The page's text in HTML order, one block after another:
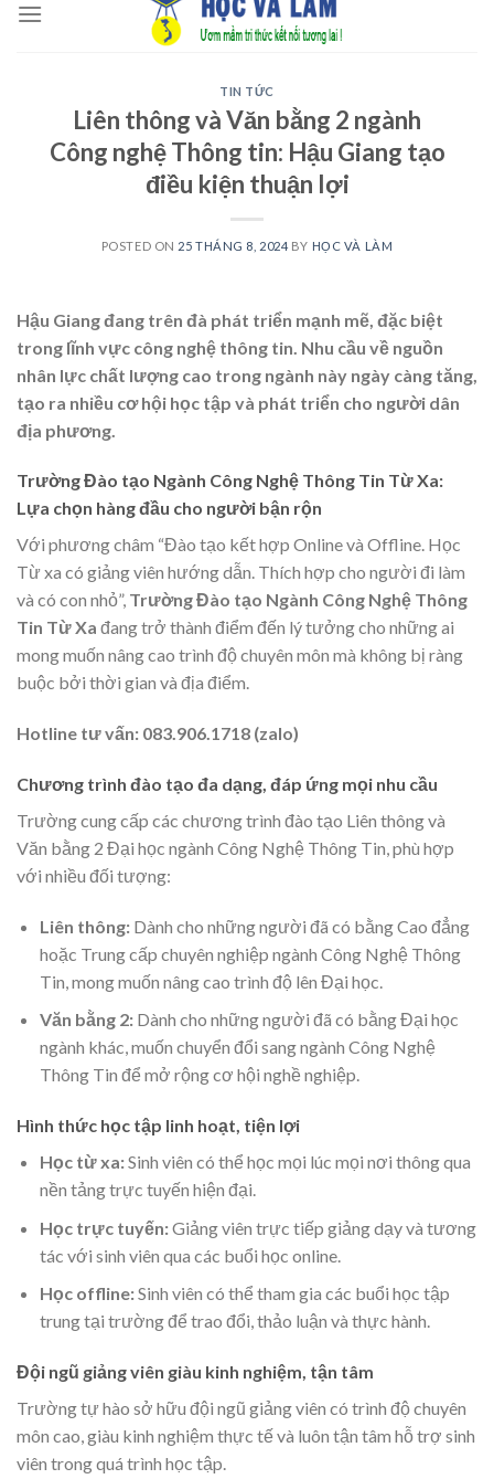
TIN TỨC
Liên thông và Văn bằng 2 ngành
Công nghệ Thông tin: Hậu Giang tạo
điều kiện thuận lợi
POSTED ON 25 THÁNG 8, 2024 BY HỌC VÀ LÀM
Hậu Giang đang trên đà phát triển mạnh mẽ, đặc biệt
trong lĩnh vực công nghệ thông tin. Nhu cầu về nguồn
nhân lực chất lượng cao trong ngành này ngày càng tăng,
tạo ra nhiều cơ hội học tập và phát triển cho người dân
địa phương.
Trường Đào tạo Ngành Công Nghệ Thông Tin Từ Xa:
Lựa chọn hàng đầu cho người bận rộn
Với phương châm “Đào tạo kết hợp Online và Offline. Học
Từ xa có giảng viên hướng dẫn. Thích hợp cho người đi làm
và có con nhỏ”, Trường Đào tạo Ngành Công Nghệ Thông
Tin Từ Xa đang trở thành điểm đến lý tưởng cho những ai
mong muốn nâng cao trình độ chuyên môn mà không bị ràng
buộc bởi thời gian và địa điểm.
Hotline tư vấn: 083.906.1718 (zalo)
Chương trình đào tạo đa dạng, đáp ứng mọi nhu cầu
Trường cung cấp các chương trình đào tạo Liên thông và
Văn bằng 2 Đại học ngành Công Nghệ Thông Tin, phù hợp
với nhiều đối tượng:
Liên thông:Dành cho những người đã có bằng Cao đẳng
hoặc Trung cấp chuyên nghiệp ngành Công Nghệ Thông
Tin, mong muốn nâng cao trình độ lên Đại học.
Văn bằng 2:Dành cho những người đã có bằng Đại học
ngành khác, muốn chuyển đổi sang ngành Công Nghệ
Thông Tin để mở rộng cơ hội nghề nghiệp.
Hình thức học tập linh hoạt, tiện lợi
Học từ xa:Sinh viên có thể học mọi lúc mọi nơi thông qua
nền tảng trực tuyến hiện đại.
Học trực tuyến:Giảng viên trực tiếp giảng dạy và tương
tác với sinh viên qua các buổi học online.
Học offline:Sinh viên có thể tham gia các buổi học tập
trung tại trường để trao đổi, thảo luận và thực hành.
Đội ngũ giảng viên giàu kinh nghiệm, tận tâm
Trường tự hào sở hữu đội ngũ giảng viên có trình độ chuyên
môn cao, giàu kinh nghiệm thực tế và luôn tận tâm hỗ trợ sinh
viên trong quá trình học tập.